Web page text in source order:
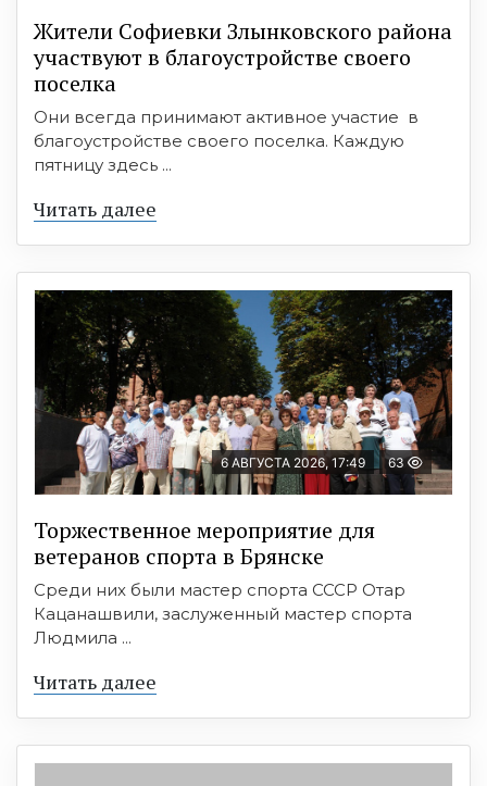
Жители Софиевки Злынковского района
участвуют в благоустройстве своего
поселка
Они всегда принимают активное участие в
благоустройстве своего поселка. Каждую
пятницу здесь ...
Читать далее
6 АВГУСТА 2026, 17:49 63
Торжественное мероприятие для
ветеранов спорта в Брянске
Среди них были мастер спорта СССР Отар
Кацанашвили, заслуженный мастер спорта
Людмила ...
Читать далее